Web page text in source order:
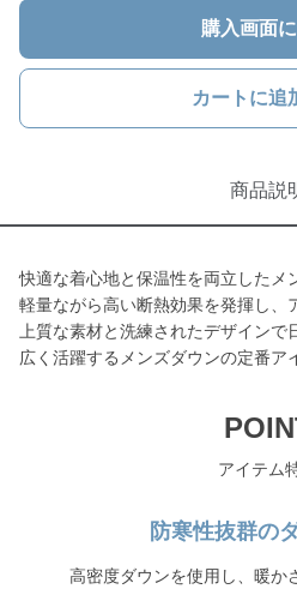
購入画面
カートに追
商品説
快適な着心地と保温性を両立したメ
軽量ながら高い断熱効果を発揮し、
上質な素材と洗練されたデザイン
広く活躍するメンズダウンの定番ア
アイテム
防寒性抜群の
高密度ダウンを使用し、暖か